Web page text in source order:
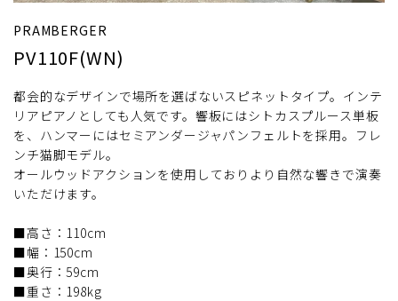
PRAMBERGER
PV110F(WN)
都会的なデザインで場所を選ばないスピネットタイプ。インテ
リアピアノとしても人気です。響板にはシトカスプルース単板
を、ハンマーにはセミアンダージャパンフェルトを採用。フレ
ンチ猫脚モデル。
オールウッドアクションを使用しておりより自然な響きで演奏
いただけます。
■高さ：110cm
■幅：150cm
■奥行：59cm
■重さ：198kg